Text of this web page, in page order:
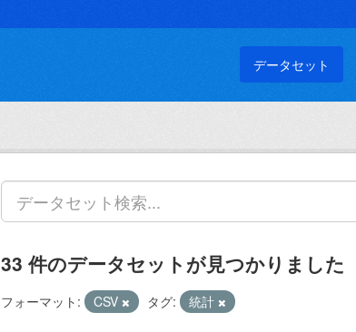
データセット
33 件のデータセットが見つかりました
フォーマット: CSV タグ: 統計